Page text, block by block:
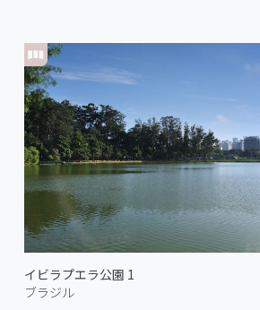
イビラプエラ公園 1
ブラジル